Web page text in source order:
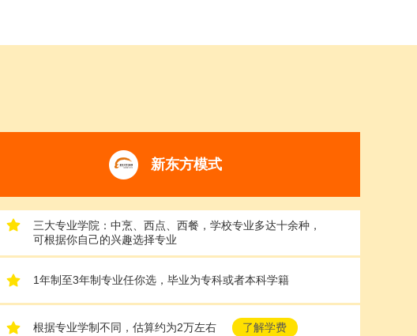
新东方模式
三大专业学院：中烹、西点、西餐，学校专业多达十余种，
可根据你自己的兴趣选择专业
1年制至3年制专业任你选，毕业为专科或者本科学籍
根据专业学制不同，估算约为2万左右 了解学费